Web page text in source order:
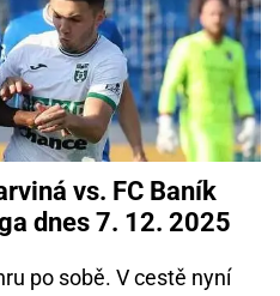
vs. FC Baník
dnes 7. 12. 2025
po sobě. V cestě nyní